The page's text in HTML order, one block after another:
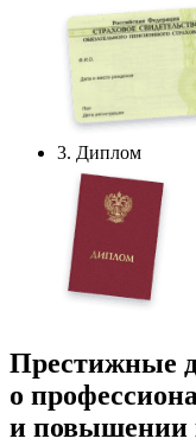
3. Диплом
Престижные
о
и повышении